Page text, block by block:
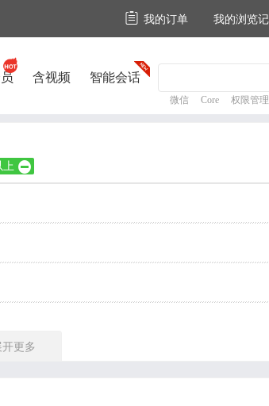
 我的订单 我的浏览
含视频 智能会话
微信 Core 权限管理
上 
开更多